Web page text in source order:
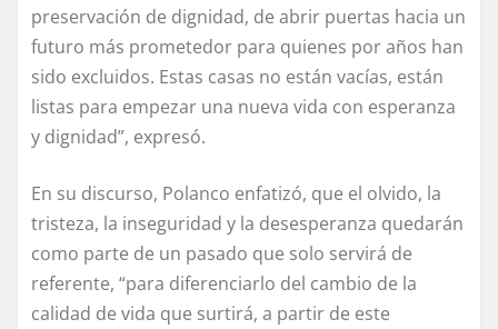
preservación de dignidad, de abrir puertas hacia un
futuro más prometedor para quienes por años han
sido excluidos. Estas casas no están vacías, están
listas para empezar una nueva vida con esperanza
y dignidad”, expresó.
En su discurso, Polanco enfatizó, que el olvido, la
tristeza, la inseguridad y la desesperanza quedarán
como parte de un pasado que solo servirá de
referente, “para diferenciarlo del cambio de la
calidad de vida que surtirá, a partir de este